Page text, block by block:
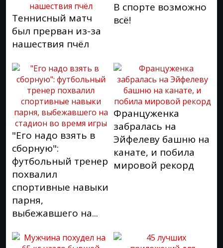
Теннисный матч
был прерван из-за
нашествия пчёл
В спорте возможно
всё!
"Его надо взять в
сборную":
футбольный тренер
похвалил
спортивные навыки
парня,
выбежавшего на...
Француженка
забралась на
Эйфелеву башню на
канате, и побила
мировой рекорд